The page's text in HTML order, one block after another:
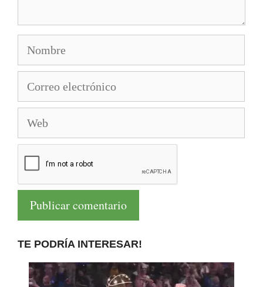
electrónico
TE PODRÍA INTERESAR!